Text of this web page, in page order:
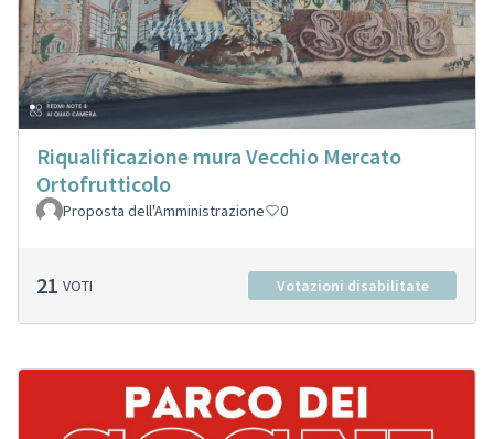
Riqualificazione mura Vecchio Mercato
Ortofrutticolo
Proposta dell'Amministrazione 0
21 VOTI Votazioni disabilitate